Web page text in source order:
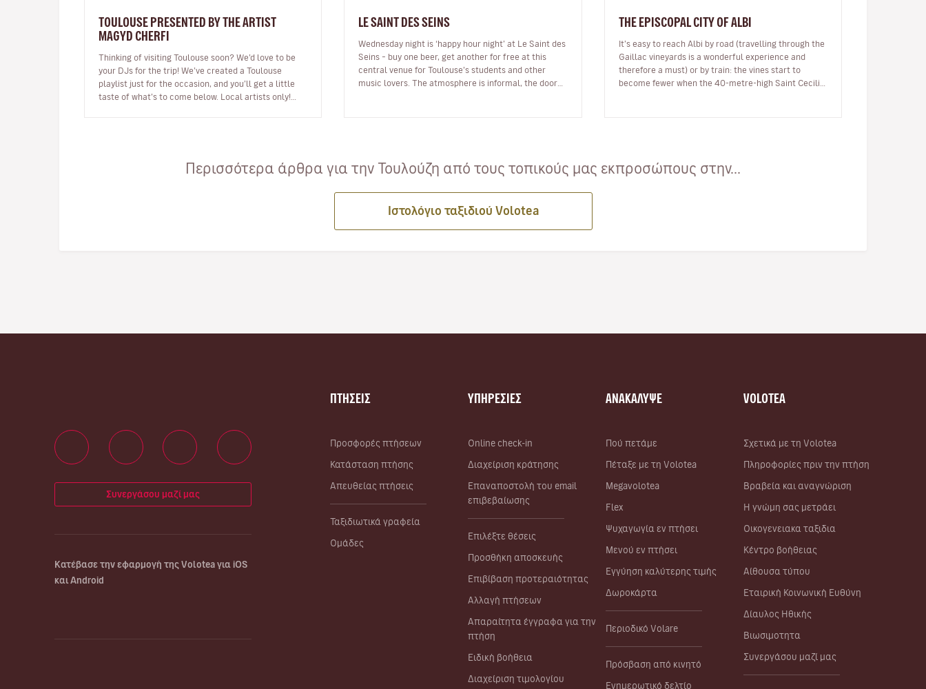
TOULOUSE PRESENTED BY THE ARTIST
MAGYD CHERFI
Thinking of visiting Toulouse soon? We’d love to be
your DJs for the trip! We’ve created a Toulouse
playlist just for the occasion, and you’ll get a little
taste of what’s to come below. Local artists only!
LE SAINT DES SEINS
Wednesday night is ‘happy hour night’ at Le Saint des
Seins – buy one beer, get another for free at this
central venue for Toulouse’s students and other
music lovers. The atmosphere is informal, the door
THE EPISCOPAL CITY OF ALBI
It’s easy to reach Albi by road (travelling through the
Gaillac vineyards is a wonderful experience and
therefore a must) or by train: the vines start to
become fewer when the 40-metre-high Saint Cecilia
Περισσότερα άρθρα για την Τουλούζη από τους τοπικούς μας εκπροσώπους στην...
Ιστολόγιο ταξιδιού Volotea
ΠΤΗΣΕΙΣ
Προσφορές πτήσεων
Κατάσταση πτήσης
Απευθείας πτήσεις
Ταξιδιωτικά γραφεία
Ομάδες
ΥΠΗΡΕΣΙΕΣ
Online check-in
Διαχείριση κράτησης
Επαναποστολή του email
επιβεβαίωσης
Επιλέξτε θέσεις
Προσθήκη αποσκευής
Επιβίβαση προτεραιότητας
Αλλαγή πτήσεων
Απαραίτητα έγγραφα για την
πτήση
Ειδική βοήθεια
Διαχείριση τιμολογίου
ΑΝΑΚΑΛΥΨΕ
Πού πετάμε
Πέταξε με τη Volotea
Megavolotea
Flex
Ψυχαγωγία εν πτήσει
Μενού εν πτήσει
Εγγύηση καλύτερης τιμής
Δωροκάρτα
Περιοδικό Volare
Πρόσβαση από κινητό
Ενημερωτικό δελτίο
VOLOTEA
Σχετικά με τη Volotea
Πληροφορίες πριν την πτήση
Βραβεία και αναγνώριση
Η γνώμη σας μετράει
Οικογενειακα ταξιδια
Κέντρο βοήθειας
Αίθουσα τύπου
Εταιρική Κοινωνική Ευθύνη
Δίαυλος Ηθικής
Βιωσιμοτητα
Συνεργάσου μαζί μας
Συνεργάσου μαζί μας
Κατέβασε την εφαρμογή της Volotea για iOS
και Android